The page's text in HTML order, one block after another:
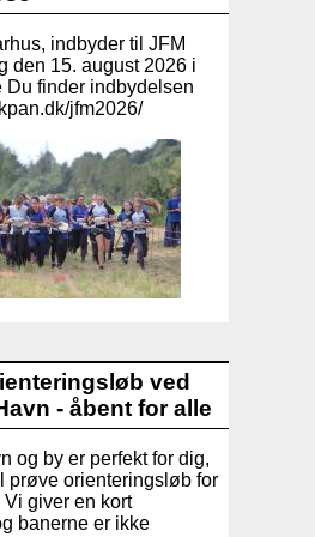
indbyder til JFM
den 15. august 2026 i
Du finder indbydelsen
jfm2026/
ved
- åbent for alle
og by er perfekt for dig,
prøve orienteringsløb for
giver en kort
banerne er ikke